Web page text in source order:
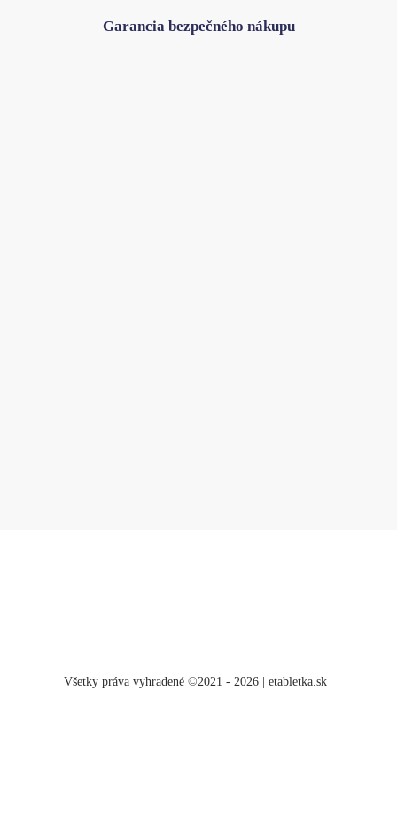
Garancia bezpečného nákupu
Všetky práva vyhradené ©2021 - 2026 | etabletka.sk